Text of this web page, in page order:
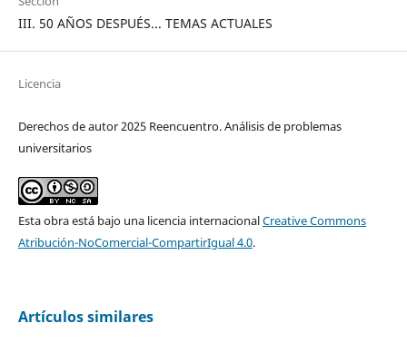
III. 50 AÑOS DESPUÉS... TEMAS ACTUALES
Licencia
Derechos de autor 2025 Reencuentro. Análisis de problemas
universitarios
Esta obra está bajo una licencia internacionalCreative Commons
Atribución-NoComercial-CompartirIgual 4.0.
Artículos similares